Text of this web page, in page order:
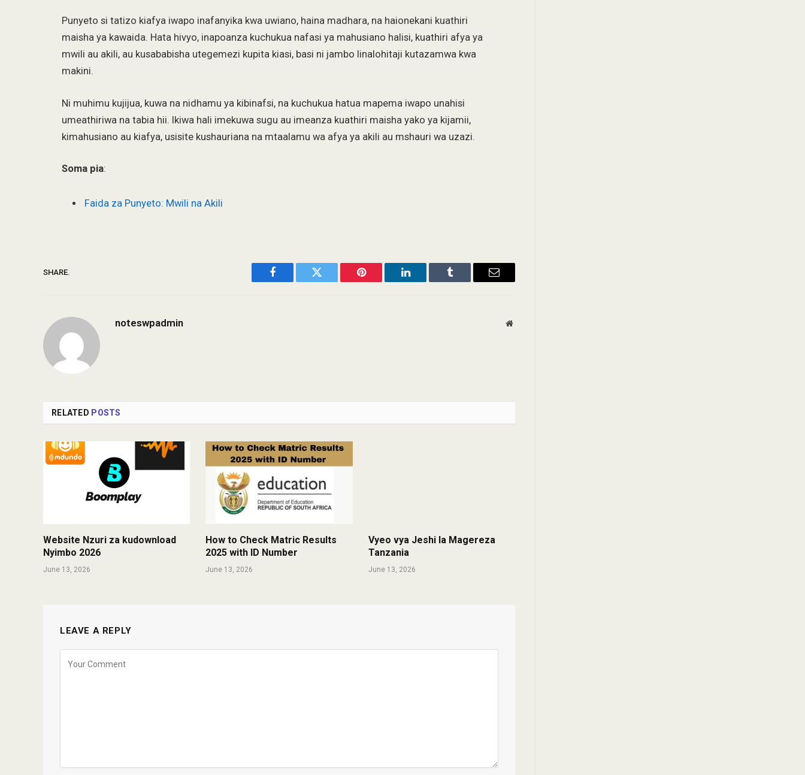
Punyeto si tatizo kiafya iwapo inafanyika kwa uwiano, haina madhara, na haionekani kuathiri
maisha ya kawaida. Hata hivyo, inapoanza kuchukua nafasi ya mahusiano halisi, kuathiri afya ya
mwili au akili, au kusababisha utegemezi kupita kiasi, basi ni jambo linalohitaji kutazamwa kwa
makini.
Ni muhimu kujijua, kuwa na nidhamu ya kibinafsi, na kuchukua hatua mapema iwapo unahisi
umeathiriwa na tabia hii. Ikiwa hali imekuwa sugu au imeanza kuathiri maisha yako ya kijamii,
kimahusiano au kiafya, usisite kushauriana na mtaalamu wa afya ya akili au mshauri wa uzazi.
Soma pia:
Faida za Punyeto: Mwili na Akili
SHARE.
Facebook Twitter Pinterest LinkedIn Tumblr Email
noteswpadmin Website
RELATED POSTS
Website Nzuri za kudownload
Nyimbo 2026
June 13, 2026
How to Check Matric Results
2025 with ID Number
June 13, 2026
Vyeo vya Jeshi la Magereza
Tanzania
June 13, 2026
LEAVE A REPLY